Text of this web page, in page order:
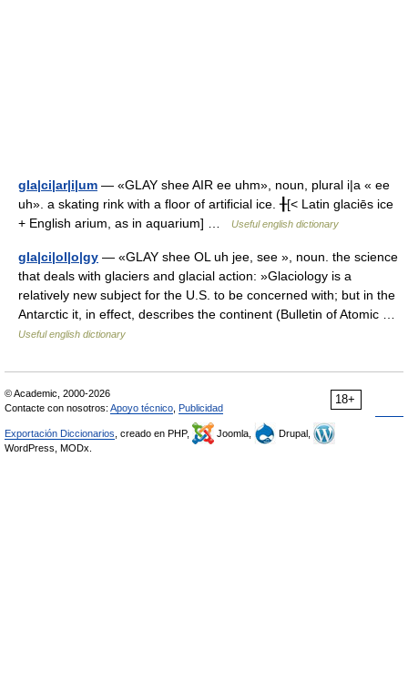
gla|ci|ar|i|um — «GLAY shee AIR ee uhm», noun, plural i|a « ee
uh». a skating rink with a floor of artificial ice. ╂[< Latin glaciēs ice
+ English arium, as in aquarium] …
Useful english dictionary
gla|ci|ol|o|gy — «GLAY shee OL uh jee, see », noun. the science
that deals with glaciers and glacial action: »Glaciology is a
relatively new subject for the U.S. to be concerned with; but in the
Antarctic it, in effect, describes the continent (Bulletin of Atomic …
Useful english dictionary
18+
© Academic, 2000-2026
Contacte con nosotros: Apoyo técnico Publicidad
Exportación Diccionarios , creado en PHP, Joomla,
Drupal,
WordPress, MODx.